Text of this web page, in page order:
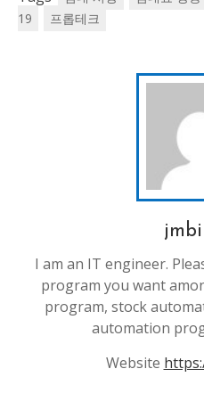
19
프롭테크
I am an IT engineer.
program you want
program, stock
automation
Website